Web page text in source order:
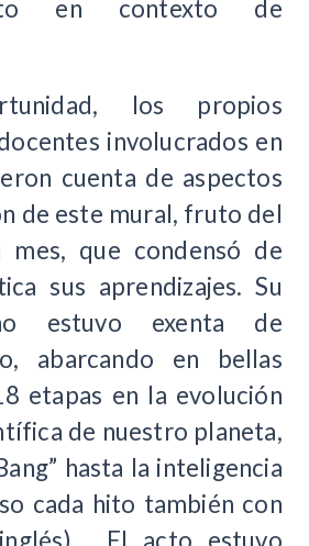
en contexto de
los propios
involucrados en
cuenta de aspectos
de este mural, fruto del
que condensó de
sus aprendizajes. Su
estuvo exenta de
abarcando en bellas
etapas en la evolución
de nuestro planeta,
hasta la inteligencia
cada hito también con
El acto estuvo